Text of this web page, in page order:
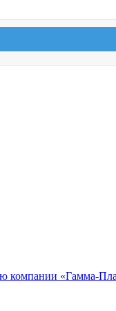
компании «Гамма-